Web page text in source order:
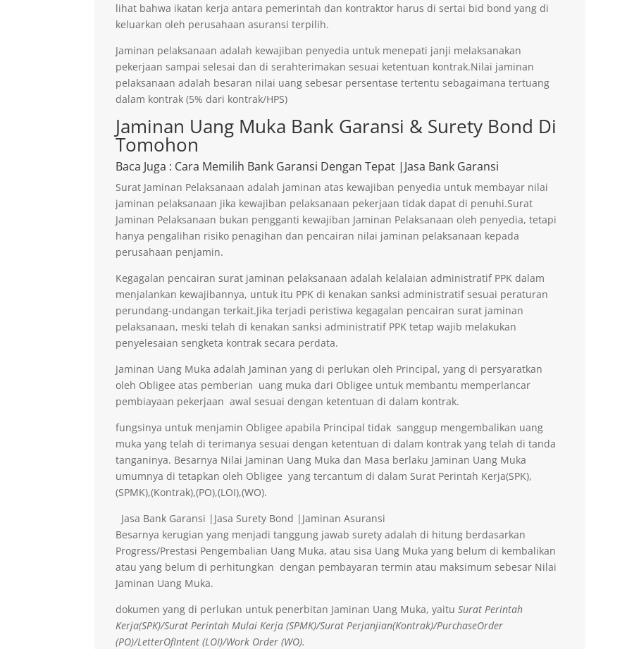
lihat bahwa ikatan kerja antara pemerintah dan kontraktor harus di sertai bid bond yang di
keluarkan oleh perusahaan asuransi terpilih.
Jaminan pelaksanaan adalah kewajiban penyedia untuk menepati janji melaksanakan
pekerjaan sampai selesai dan di serahterimakan sesuai ketentuan kontrak.Nilai jaminan
pelaksanaan adalah besaran nilai uang sebesar persentase tertentu sebagaimana tertuang
dalam kontrak (5% dari kontrak/HPS)
Jaminan Uang Muka Bank Garansi & Surety Bond Di
Tomohon
Baca Juga : Cara Memilih Bank Garansi Dengan Tepat |Jasa Bank Garansi
Surat Jaminan Pelaksanaan adalah jaminan atas kewajiban penyedia untuk membayar nilai
jaminan pelaksanaan jika kewajiban pelaksanaan pekerjaan tidak dapat di penuhi.Surat
Jaminan Pelaksanaan bukan pengganti kewajiban Jaminan Pelaksanaan oleh penyedia, tetapi
hanya pengalihan risiko penagihan dan pencairan nilai jaminan pelaksanaan kepada
perusahaan penjamin.
Kegagalan pencairan surat jaminan pelaksanaan adalah kelalaian administratif PPK dalam
menjalankan kewajibannya, untuk itu PPK di kenakan sanksi administratif sesuai peraturan
perundang-undangan terkait.Jika terjadi peristiwa kegagalan pencairan surat jaminan
pelaksanaan, meski telah di kenakan sanksi administratif PPK tetap wajib melakukan
penyelesaian sengketa kontrak secara perdata.
Jaminan Uang Muka adalah Jaminan yang di perlukan oleh Principal, yang di persyaratkan
oleh Obligee atas pemberian uang muka dari Obligee untuk membantu memperlancar
pembiayaan pekerjaan awal sesuai dengan ketentuan di dalam kontrak.
fungsinya untuk menjamin Obligee apabila Principal tidak sanggup mengembalikan uang
muka yang telah di terimanya sesuai dengan ketentuan di dalam kontrak yang telah di tanda
tanganinya. Besarnya Nilai Jaminan Uang Muka dan Masa berlaku Jaminan Uang Muka
umumnya di tetapkan oleh Obligee yang tercantum di dalam Surat Perintah Kerja(SPK),
(SPMK),(Kontrak),(PO),(LOI),(WO).
Jasa Bank Garansi |Jasa Surety Bond |Jaminan Asuransi
Besarnya kerugian yang menjadi tanggung jawab surety adalah di hitung berdasarkan
Progress/Prestasi Pengembalian Uang Muka, atau sisa Uang Muka yang belum di kembalikan
atau yang belum di perhitungkan dengan pembayaran termin atau maksimum sebesar Nilai
Jaminan Uang Muka.
dokumen yang di perlukan untuk penerbitan Jaminan Uang Muka, yaituSurat Perintah
Kerja(SPK)/Surat Perintah Mulai Kerja (SPMK)/Surat Perjanjian(Kontrak)/PurchaseOrder
(PO)/LetterOfIntent (LOI)/Work Order (WO).